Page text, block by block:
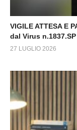
VIGILE ATTESA E
dal Virus n.1837.SP
27 LUGLIO 2026